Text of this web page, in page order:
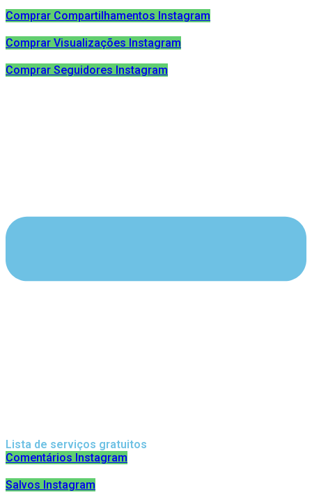
Comprar Compartilhamentos Instagram
Comprar Visualizações Instagram
Comprar Seguidores Instagram
Lista de serviços gratuitos
Comentários Instagram
Salvos Instagram